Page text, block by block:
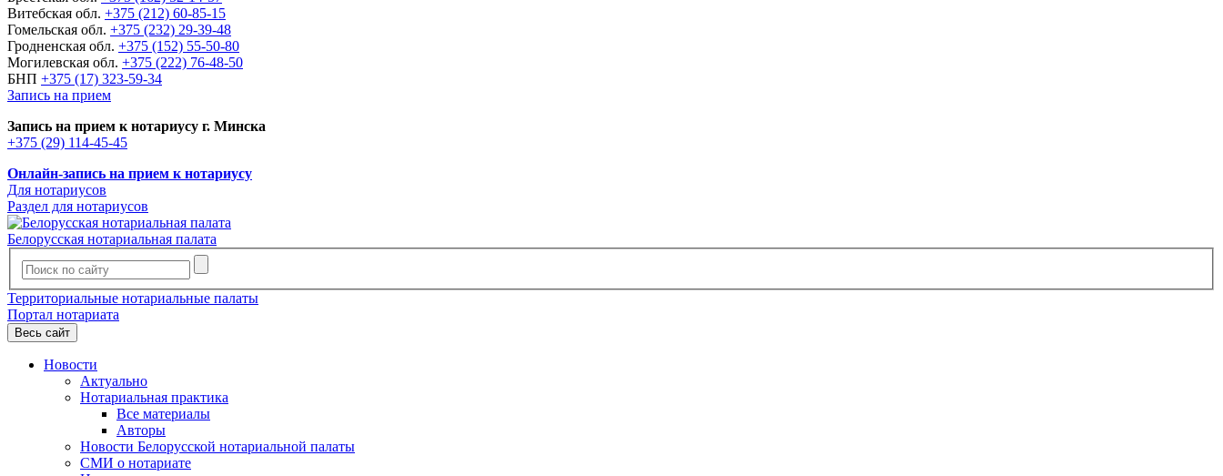
Витебская обл. +375 (212) 60-85-15
Гомельская обл. +375 (232) 29-39-48
Гродненская обл. +375 (152) 55-50-80
Могилевская обл. +375 (222) 76-48-50
БНП +375 (17) 323-59-34
Запись на прием
Запись на прием к нотариусу г. Минска
+375 (29) 114-45-45
Онлайн-запись на прием к нотариусу
Для нотариусов
Раздел для нотариусов
Белорусская нотариальная палата
Территориальные нотариальные палаты
Портал нотариата
Весь сайт
Новости
Актуально
Нотариальная практика
Все материалы
Авторы
Новости Белорусской нотариальной палаты
СМИ о нотариате